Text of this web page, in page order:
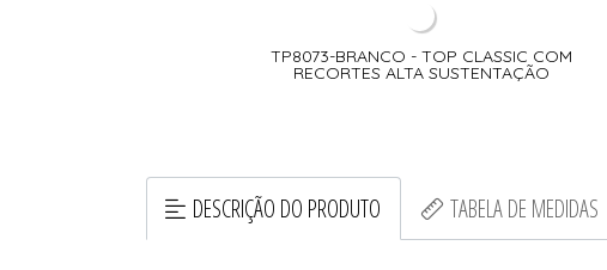
TP8073-BRANCO - TOP CLASSIC COM
RECORTES ALTA SUSTENTAÇÃO
DESCRIÇÃO DO PRODUTO TABELA DE MEDIDAS